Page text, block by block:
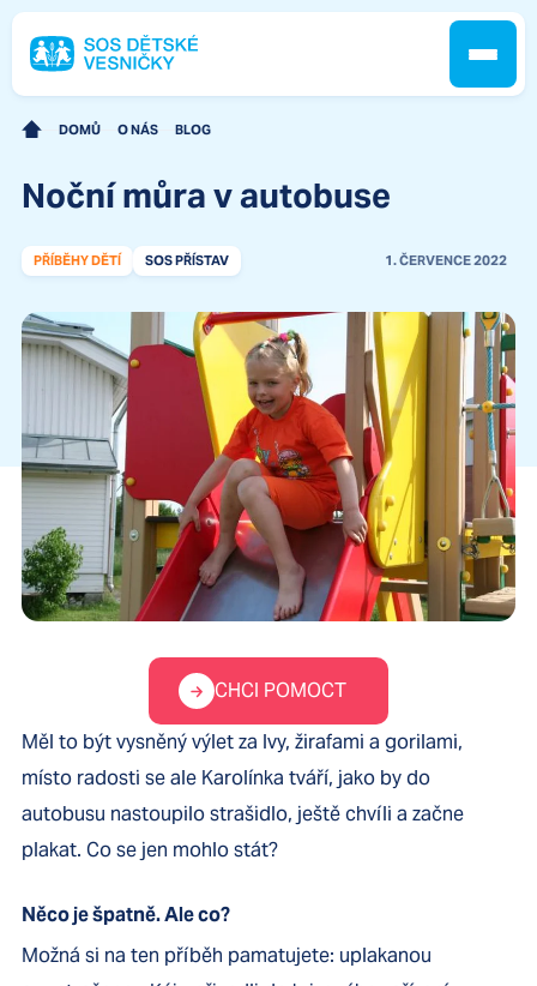
DOMŮ O NÁS BLOG
Noční můra v autobuse
PŘÍBĚHY DĚTÍ SOS PŘÍSTAV 1. ČERVENCE 2022
CHCI POMOCT
Měl to být vysněný výlet za lvy, žirafami a gorilami,
místo radosti se ale Karolínka tváří, jako by do
autobusu nastoupilo strašidlo, ještě chvíli a začne
plakat. Co se jen mohlo stát?
Něco je špatně. Ale co?
Možná si na ten příběh pamatujete: uplakanou
O nás
Kontakt